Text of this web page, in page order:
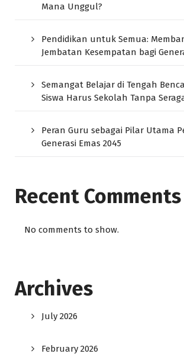
Mana Unggul?
Pendidikan untuk Semua:
Jembatan Kesempatan bagi
Semangat Belajar di Tengah
Siswa Harus Sekolah Tanpa
Peran Guru sebagai Pilar Utama
Generasi Emas 2045
Recent Comments
No comments to show.
Archives
July 2026
February 2026